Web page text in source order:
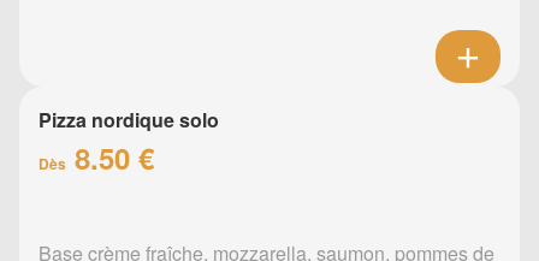
Pizza nordique solo
Dès 8.50 €
Base crème fraîche, mozzarella, saumon, pommes de